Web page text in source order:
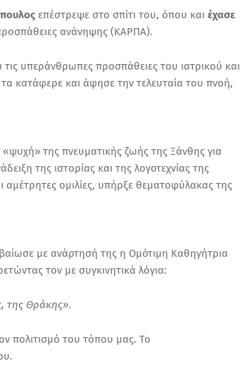
επέστρεψε στο σπίτι του, όπου και έχασε
ανάνηψης (ΚΑΡΠΑ).
υπεράνθρωπες προσπάθειες του ιατρικού και
κατάφερε και άφησε την τελευταία του πνοή,
της πνευματικής ζωής της Ξάνθης για
της ιστορίας και της λογοτεχνίας της
αμέτρητες ομιλίες, υπήρξε θεματοφύλακας της
με ανάρτησή της η Ομότιμη Καθηγήτρια
τον με συγκινητικά λόγια:
της Θράκης».
πολιτισμό του τόπου μας. Το